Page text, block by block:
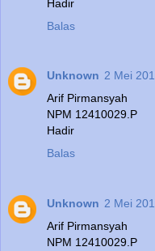
Hadir
Balas
Unknown 2 Mei
Arif Pirmansyah
NPM 12410029.P
Hadir
Balas
Unknown 2 Mei
Arif Pirmansyah
NPM 12410029.P